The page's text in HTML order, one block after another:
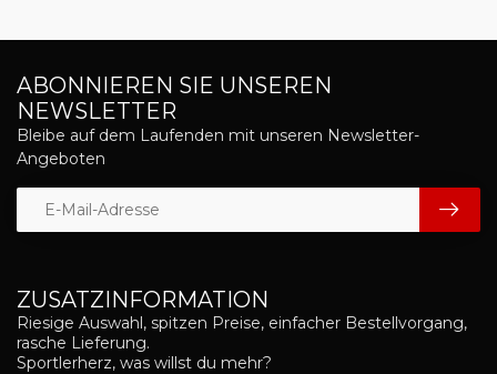
ZUSATZINFORMATION
Riesige Auswahl, spitzen Preise, einfacher Bestellvorgang,
rasche Lieferung.
Sportlerherz, was willst du mehr?
ABONNIEREN SIE UNSEREN
NEWSLETTER
Bleibe auf dem Laufenden mit unseren Newsletter-
Angeboten